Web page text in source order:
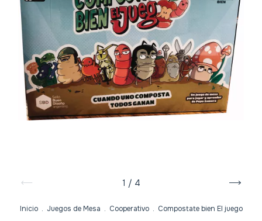
1 / 4
Inicio . Juegos de Mesa . Cooperativo . Compostate bien El juego